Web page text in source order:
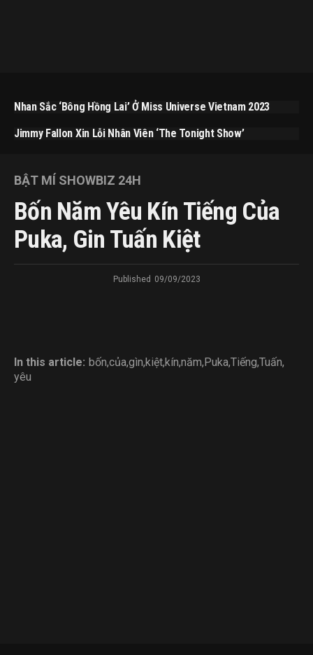
Nhan Sắc ‘bông Hồng Lai’ Ở Miss Universe Vietnam 2023
Jimmy Fallon Xin Lỗi Nhân Viên ‘The Tonight Show’
BẬT MÍ SHOWBIZ 24H
Bốn Năm Yêu Kín Tiếng Của
Puka, Gin Tuấn Kiệt
Published 09/09/2023
In this article: bốn,của,gìn,kiệt,kín,năm,Puka,Tiếng,Tuấn,
yêu